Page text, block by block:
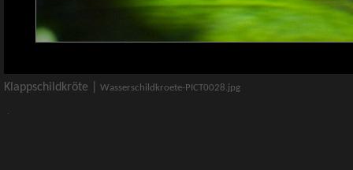
Klappschildkröte | Wasserschildkroete-PICT0028.jpg